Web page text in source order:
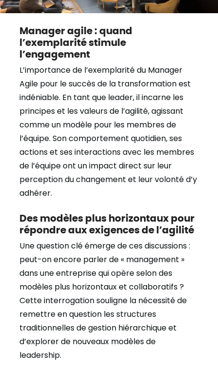
Manager agile : quand
l’exemplarité stimule
l’engagement
L’importance de l’exemplarité du Manager
Agile pour le succès de la transformation est
indéniable. En tant que leader, il incarne les
principes et les valeurs de l’agilité, agissant
comme un modèle pour les membres de
l’équipe. Son comportement quotidien, ses
actions et ses interactions avec les membres
de l’équipe ont un impact direct sur leur
perception du changement et leur volonté d’y
adhérer.
Des modèles plus horizontaux pour
répondre aux exigences de l’agilité
Une question clé émerge de ces discussions :
peut-on encore parler de « management »
dans une entreprise qui opère selon des
modèles plus horizontaux et collaboratifs ?
Cette interrogation souligne la nécessité de
remettre en question les structures
traditionnelles de gestion hiérarchique et
d’explorer de nouveaux modèles de
leadership.